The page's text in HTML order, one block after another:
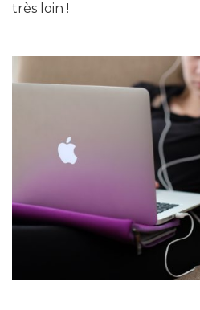
très loin !